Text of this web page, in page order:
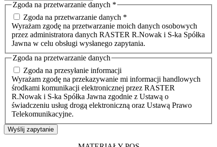
Zgoda na przetwarzanie danych *
Zgoda na przetwarzanie danych *
Wyrażam zgodę na przetwarzanie moich danych osobowych
przez administratora danych RASTER R.Nowak i S-ka Spółka
Jawna w celu obsługi wysłanego zapytania.
Zgoda na przetwarzanie danych
Zgoda na przesyłanie informacji
Wyrażam zgodę na przekazywanie mi informacji handlowych
środkami komunikacji elektronicznej przez RASTER
R.Nowak i S-ka Spółka Jawna zgodnie z Ustawą o
świadczeniu usług drogą elektroniczną oraz Ustawą Prawo
Telekomunikacyjne.
Wyślij zapytanie